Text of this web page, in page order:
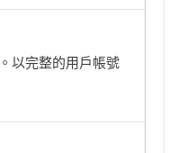
以完整的用戶帳號